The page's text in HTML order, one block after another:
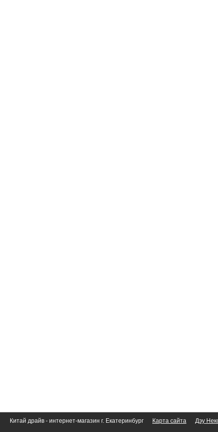
Китай драйв - интернет-магазин г. Екатеринбург Карта сайта Дэу